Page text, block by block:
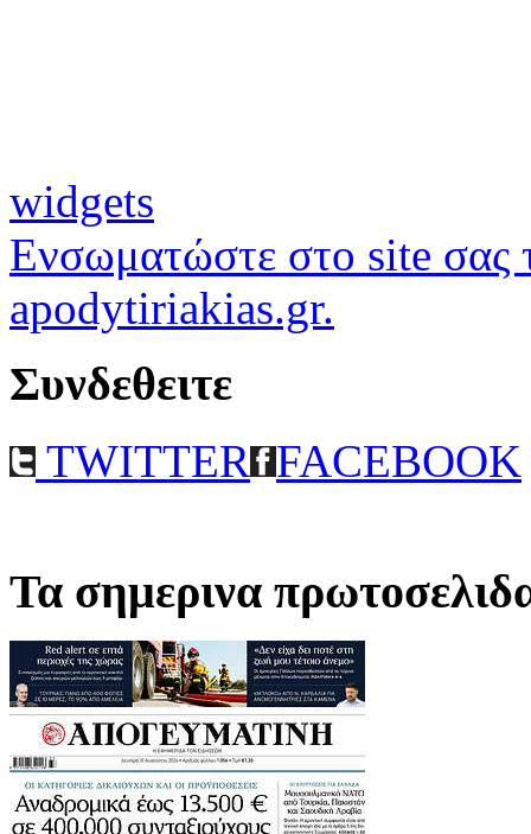
widgets
Ενσωματώστε στο site σας
apodytiriakias.gr.
Συνδεθειτε
TWITTER FACEBOOK
Τα σημερινα